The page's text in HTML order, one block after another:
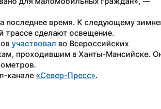
последнее время. К следующему
трассе сделают освещение.
участвовал во Всероссийских
проходившим в Ханты-Мансийске.
канале «Север-Пресс».